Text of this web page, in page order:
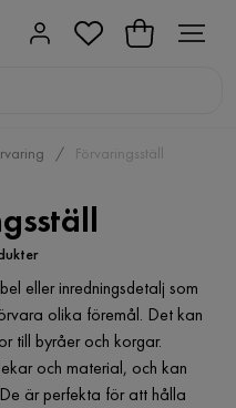
Förvaringsställ
eller inredningsdetalj som
olika föremål. Det kan
till byråer och korgar.
och material, och kan
är perfekta för att hålla